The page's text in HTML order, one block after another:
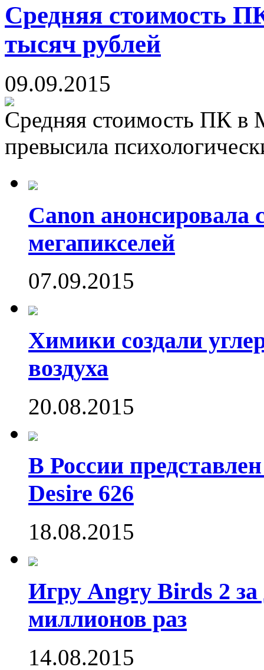
Средняя стоимость
тысяч рублей
09.09.2015
Средняя стоимость ПК в
превысила
Canon анонсировала
мегапикселей
07.09.2015
Химики создали
воздуха
20.08.2015
В России
Desire 626
18.08.2015
Игру Angry Birds 2 за
миллионов раз
14.08.2015